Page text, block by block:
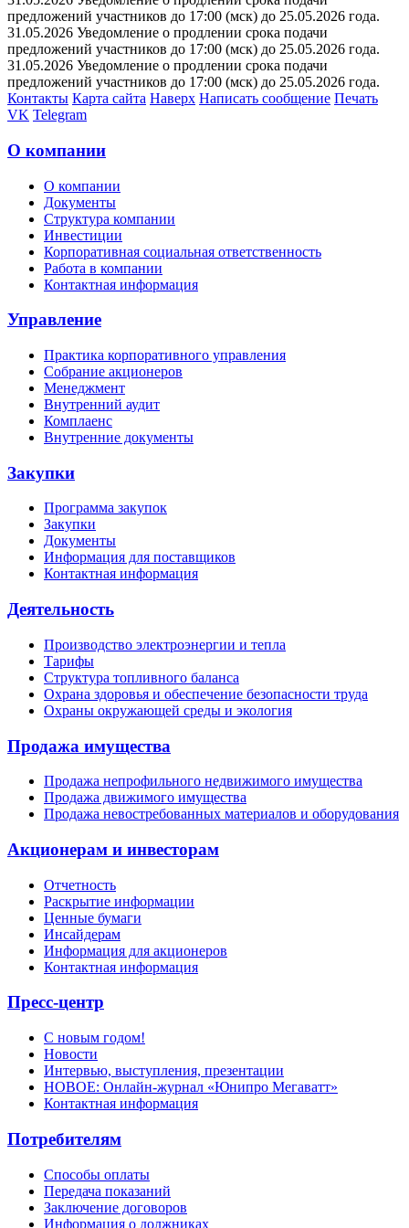
предложений участников до 17:00 (мск) до 25.05.2026 года.
31.05.2026 Уведомление о продлении срока подачи
предложений участников до 17:00 (мск) до 25.05.2026 года.
31.05.2026 Уведомление о продлении срока подачи
предложений участников до 17:00 (мск) до 25.05.2026 года.
Контакты Карта сайта Наверх Написать сообщение Печать
VK Telegram
О компании
О компании
Документы
Структура компании
Инвестиции
Корпоративная социальная ответственность
Работа в компании
Контактная информация
Управление
Практика корпоративного управления
Собрание акционеров
Менеджмент
Внутренний аудит
Комплаенс
Внутренние документы
Закупки
Программа закупок
Закупки
Документы
Информация для поставщиков
Контактная информация
Деятельность
Производство электроэнергии и тепла
Тарифы
Структура топливного баланса
Охрана здоровья и обеспечение безопасности труда
Охраны окружающей среды и экология
Продажа имущества
Продажа непрофильного недвижимого имущества
Продажа движимого имущества
Продажа невостребованных материалов и оборудования
Акционерам и инвесторам
Отчетность
Раскрытие информации
Ценные бумаги
Инсайдерам
Информация для акционеров
Контактная информация
Пресс-центр
С новым годом!
Новости
Интервью, выступления, презентации
НОВОЕ: Онлайн-журнал «Юнипро Мегаватт»
Контактная информация
Потребителям
Способы оплаты
Передача показаний
Заключение договоров
Информация о должниках